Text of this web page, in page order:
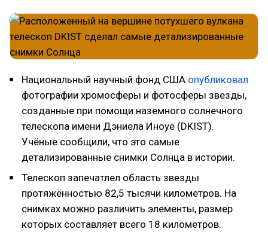
Национальный научный фонд США опубликовал
фотографии хромосферы и фотосферы звезды,
созданные при помощи наземного солнечного
телескопа имени Дэниела Иноуе (DKIST).
Учёные сообщили, что это самые
детализированные снимки Солнца в истории.
Телескоп запечатлел область звезды
протяжённостью 82,5 тысячи километров. На
снимках можно различить элементы, размер
которых составляет всего 18 километров.